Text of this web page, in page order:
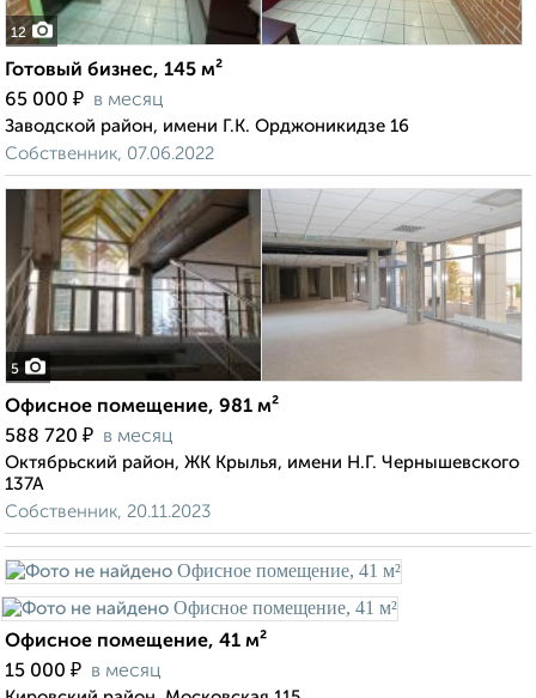
12
Готовый бизнес, 145 м²
65 000 ₽ в месяц
Заводской район, имени Г.К. Орджоникидзе 16
Собственник, 07.06.2022
5
Офисное помещение, 981 м²
588 720 ₽ в месяц
Октябрьский район, ЖК Крылья, имени Н.Г. Чернышевского
137А
Собственник, 20.11.2023
Офисное помещение, 41 м²
15 000 ₽ в месяц